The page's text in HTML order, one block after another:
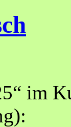
im